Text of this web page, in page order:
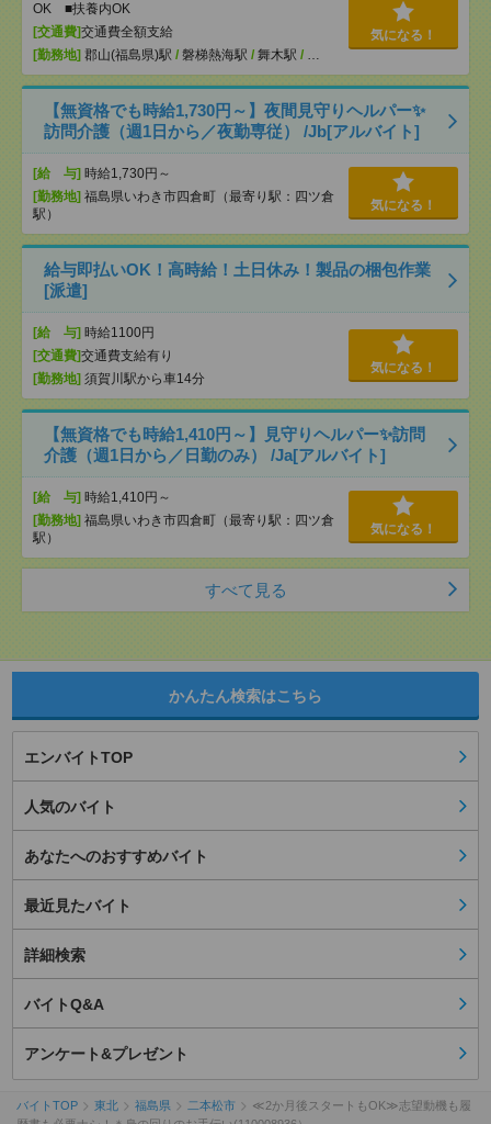
OK ■扶養内OK
[交通費]交通費全額支給
[勤務地] 郡山(福島県)駅 / 磐梯熱海駅 / 舞木駅 / …
気になる！
【無資格でも時給1,730円～】夜間見守りヘルパー✨
訪問介護（週1日から／夜勤専従） /Jb[アルバイト]
[給 与] 時給1,730円～
[勤務地] 福島県いわき市四倉町（最寄り駅：四ツ倉
駅）
気になる！
給与即払いOK！高時給！土日休み！製品の梱包作業
[派遣]
[給 与] 時給1100円
[交通費]交通費支給有り
[勤務地] 須賀川駅から車14分
気になる！
【無資格でも時給1,410円～】見守りヘルパー✨訪問
介護（週1日から／日勤のみ） /Ja[アルバイト]
[給 与] 時給1,410円～
[勤務地] 福島県いわき市四倉町（最寄り駅：四ツ倉
駅）
気になる！
すべて見る
かんたん検索はこちら
エンバイトTOP
人気のバイト
あなたへのおすすめバイト
最近見たバイト
詳細検索
バイトQ&A
アンケート&プレゼント
バイトTOP 東北 福島県 二本松市
≪2か月後スタートもOK≫志望動機も履